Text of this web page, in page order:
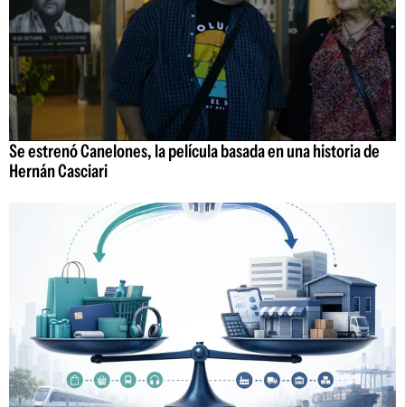
Se estrenó Canelones, la película basada en una historia de
Hernán Casciari